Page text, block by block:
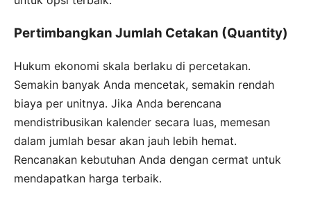
Pertimbangkan Jumlah Cetakan (Quantity)
Hukum ekonomi skala berlaku di percetakan.
Semakin banyak Anda mencetak, semakin rendah
biaya per unitnya. Jika Anda berencana
mendistribusikan kalender secara luas, memesan
dalam jumlah besar akan jauh lebih hemat.
Rencanakan kebutuhan Anda dengan cermat untuk
mendapatkan harga terbaik.